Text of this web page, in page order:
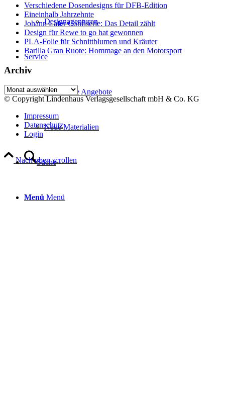
Designagenturen
Service
Rubrizierte Angebote
Neue Materialien
Suche
Menü Menü
Verschiedene Dosendesigns für DFB-Edition
Eineinhalb Jahrzehnte
Johann Lafer Confiserie: Das Detail zählt
Design für Rewe to go hat gewonnen
PLA-Folie für Schnittblumen und Kräuter
Barilla Gran Ruote: Hommage an den Motorsport
Archiv
Archiv
© Copyright Lindenhaus Verlagsgesellschaft mbH & Co. KG
Impressum
Datenschutz
Login
Nach oben scrollen